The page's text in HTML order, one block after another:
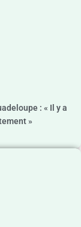
: « Il y a
»